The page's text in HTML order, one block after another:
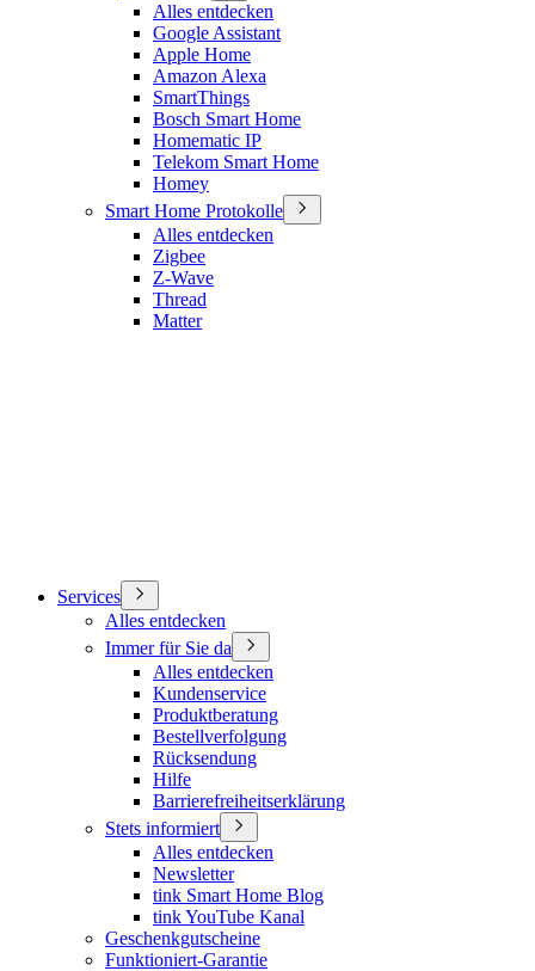
Alles entdecken
Google Assistant
Apple Home
Amazon Alexa
SmartThings
Bosch Smart Home
Homematic IP
Telekom Smart Home
Homey
Smart Home Protokolle
Alles entdecken
Zigbee
Z-Wave
Thread
Matter
Services
Alles entdecken
Immer für Sie da
Alles entdecken
Kundenservice
Produktberatung
Bestellverfolgung
Rücksendung
Hilfe
Barrierefreiheitserklärung
Stets informiert
Alles entdecken
Newsletter
tink Smart Home Blog
tink YouTube Kanal
Geschenkgutscheine
Funktioniert-Garantie